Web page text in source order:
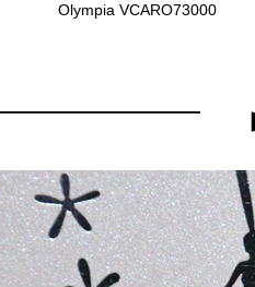
Olympia VCARO73000